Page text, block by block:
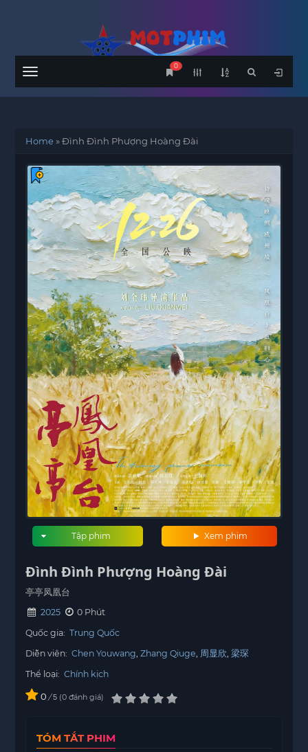
Menu
0
Home»Đình Đình Phượng Hoàng Đài
Xem phim
Tập phim
Đình Đình Phượng Hoàng Đài
亭亭凤凰台
2025
0 Phút
Quốc gia: Trung Quốc
Diễn viên: Chen Youwang Zhang Qiuge 周显欣 梁琛
Thể loại: Chính kịch
0 / 5 0 đánh giá
TÓM TẮT PHIM